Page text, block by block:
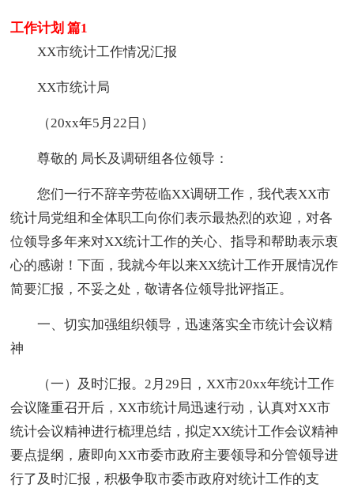
工作计划 篇1
XX市统计工作情况汇报
XX市统计局
（20xx年5月22日）
尊敬的 局长及调研组各位领导：
您们一行不辞辛劳莅临XX调研工作，我代表XX市
统计局党组和全体职工向你们表示最热烈的欢迎，对各
位领导多年来对XX统计工作的关心、指导和帮助表示衷
心的感谢！下面，我就今年以来XX统计工作开展情况作
简要汇报，不妥之处，敬请各位领导批评指正。
一、切实加强组织领导，迅速落实全市统计会议精
神
（一）及时汇报。2月29日，XX市20xx年统计工作
会议隆重召开后，XX市统计局迅速行动，认真对XX市
统计会议精神进行梳理总结，拟定XX统计工作会议精神
要点提纲，赓即向XX市委市政府主要领导和分管领导进
行了及时汇报，积极争取市委市政府对统计工作的支